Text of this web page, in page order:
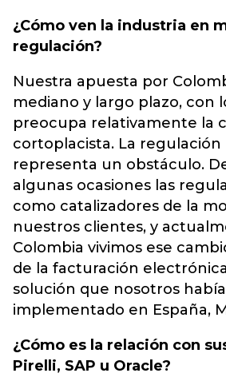
¿Cómo ven la industria en
regulación?
Nuestra apuesta por
mediano y largo plazo, con
preocupa relativamente la
cortoplacista. La regulación
representa un obstáculo.
algunas ocasiones las
como catalizadores de la
nuestros clientes, y
Colombia vivimos ese
de la facturación
solución que nosotros
implementado en España,
¿Cómo es la relación con
Pirelli, SAP u Oracle?